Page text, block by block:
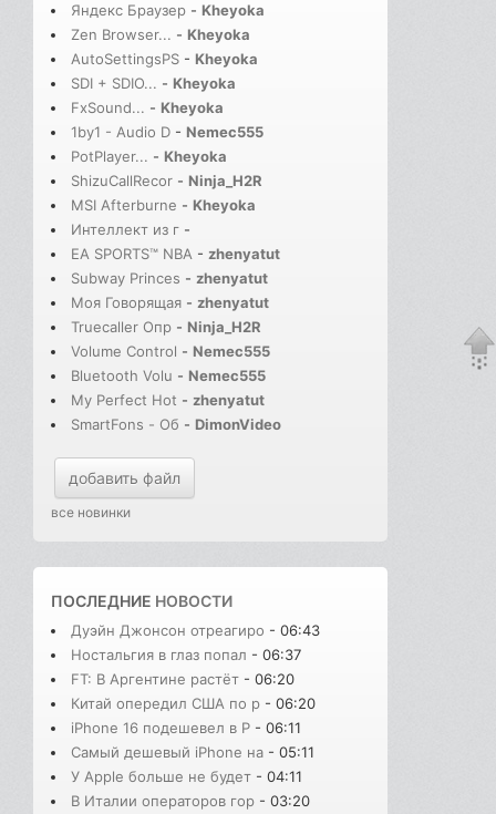
Яндекс Браузер - Kheyoka
Zen Browser... - Kheyoka
AutoSettingsPS - Kheyoka
SDI + SDIO... - Kheyoka
FxSound... - Kheyoka
1by1 - Audio D - Nemec555
PotPlayer... - Kheyoka
ShizuCallRecor - Ninja_H2R
MSI Afterburne - Kheyoka
Интеллект из г -
EA SPORTS™ NBA - zhenyatut
Subway Princes - zhenyatut
Моя Говорящая - zhenyatut
Truecaller Опр - Ninja_H2R
Volume Control - Nemec555
Bluetooth Volu - Nemec555
My Perfect Hot - zhenyatut
SmartFons - Об - DimonVideo
добавить файл
все новинки
ПОСЛЕДНИЕ НОВОСТИ
Дуэйн Джонсон отреагиро - 06:43
Ностальгия в глаз попал - 06:37
FT: В Аргентине растёт - 06:20
Китай опередил США по р - 06:20
iPhone 16 подешевел в Р - 06:11
Самый дешевый iPhone на - 05:11
У Apple больше не будет - 04:11
В Италии операторов гор - 03:20